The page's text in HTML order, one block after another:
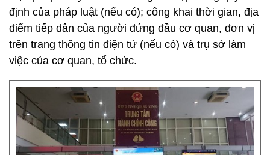
định của pháp luật (nếu có); công khai thời gian, địa
điểm tiếp dân của người đứng đầu cơ quan, đơn vị
trên trang thông tin điện tử (nếu có) và trụ sở làm
việc của cơ quan, tổ chức.